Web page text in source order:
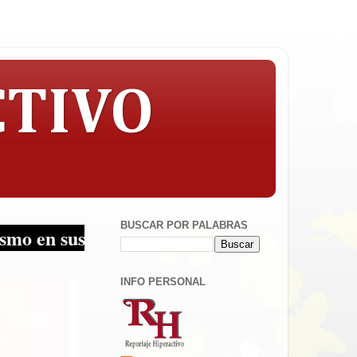
BUSCAR POR PALABRAS
INFO PERSONAL